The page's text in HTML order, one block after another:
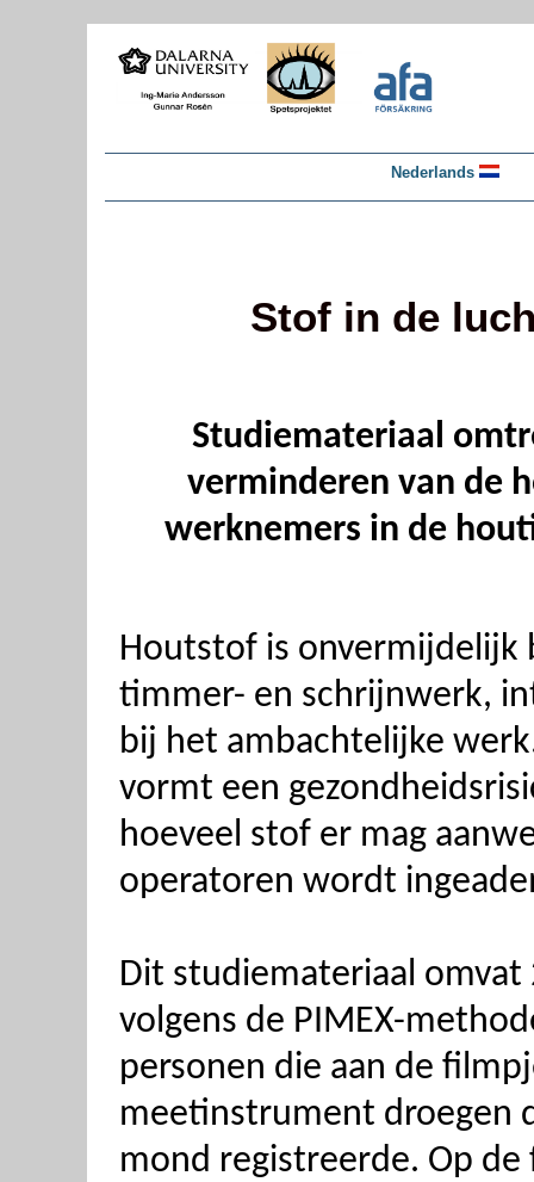
Nederlands
Stof in de
Studiemateriaal
verminderen van de
werknemers in de
Houtstof is
timmer- en schrijnwerk,
bij het ambachtelijke
vormt een
hoeveel stof er mag
operatoren wordt
Dit studiemateriaal
volgens de PIMEX-
personen die aan de
meetinstrument droegen
mond registreerde. Op